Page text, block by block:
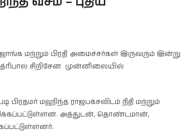
மற்றும் பிரதி அமைச்சர்கள் இருவரும் இன்று
சிறிசேன முன்னிலையில்
பிரதமர் மஹிந்த ராஜபக்சவிடம் நிதி மற்றும்
அத்துடன், தொண்டமான்,